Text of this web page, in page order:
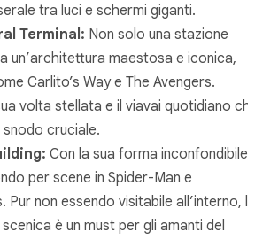
tra luci e schermi giganti.
Terminal: Non solo una stazione
un’architettura maestosa e iconica,
Carlito’s Waye The Avengers.
volta stellata e il viavai quotidiano
cruciale.
Con la sua forma inconfondibile,
per scene in Spider-Man e
. Pur non essendo visitabile all’interno, la
è un must per gli amanti del